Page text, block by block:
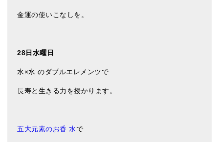
金運の使いこなしを。
28日水曜日
水×水 のダブルエレメンツで
長寿と生きる力を授かります。
五大元素のお香 水で